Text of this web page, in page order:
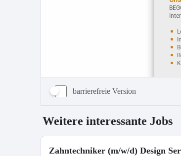
barrierefreie Version
Weitere interessante Jobs
Zahntechniker (m/w/d) Design